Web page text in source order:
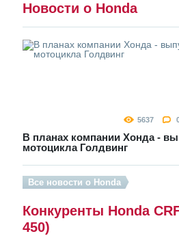
Новости о Honda
5637
В планах компании Хонда -
мотоцикла Голдвинг
Все новости о Honda
Конкуренты Honda
450)